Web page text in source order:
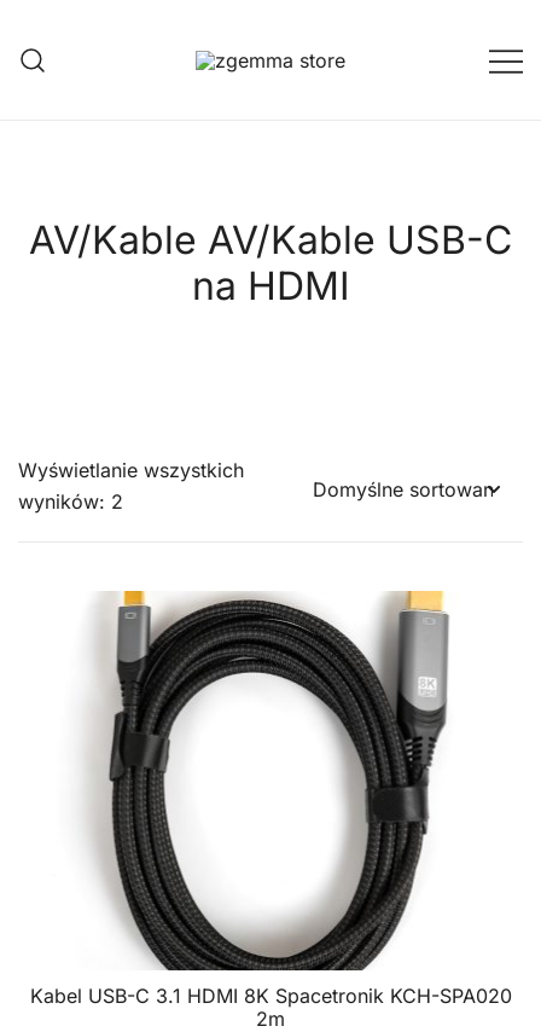
treści
AV/Kable AV/Kable USB-C
na HDMI
Wyświetlanie wszystkich
wyników: 2
Kabel USB-C 3.1 HDMI 8K Spacetronik KCH-SPA020
2m